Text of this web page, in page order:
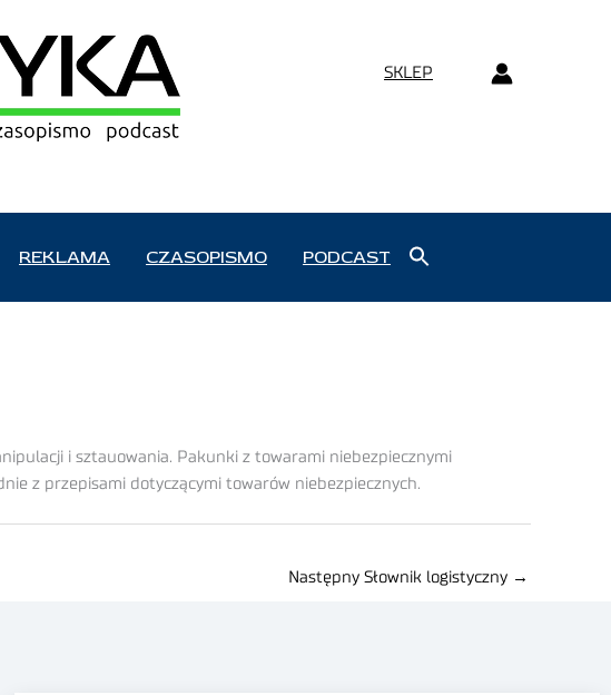
SKLEP
REKLAMA CZASOPISMO PODCAST
i sztauowania. Pakunki z towarami niebezpiecznymi
z przepisami dotyczącymi towarów niebezpiecznych.
Następny Słownik logistyczny →